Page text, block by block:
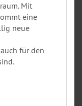
Mit
eine
neue
für den